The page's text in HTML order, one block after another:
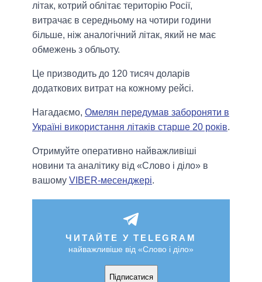
літак, котрий облітає територію Росії,
витрачає в середньому на чотири години
більше, ніж аналогічний літак, який не має
обмежень з обльоту.
Це призводить до 120 тисяч доларів
додаткових витрат на кожному рейсі.
Нагадаємо, Омелян передумав забороняти в
Україні використання літаків старше 20 років.
Отримуйте оперативно найважливіші
новини та аналітику від «Слово і діло» в
вашому VIBER-месенджері.
ЧИТАЙТЕ У TELEGRAM
найважливіше від «Слово і діло»
Підписатися